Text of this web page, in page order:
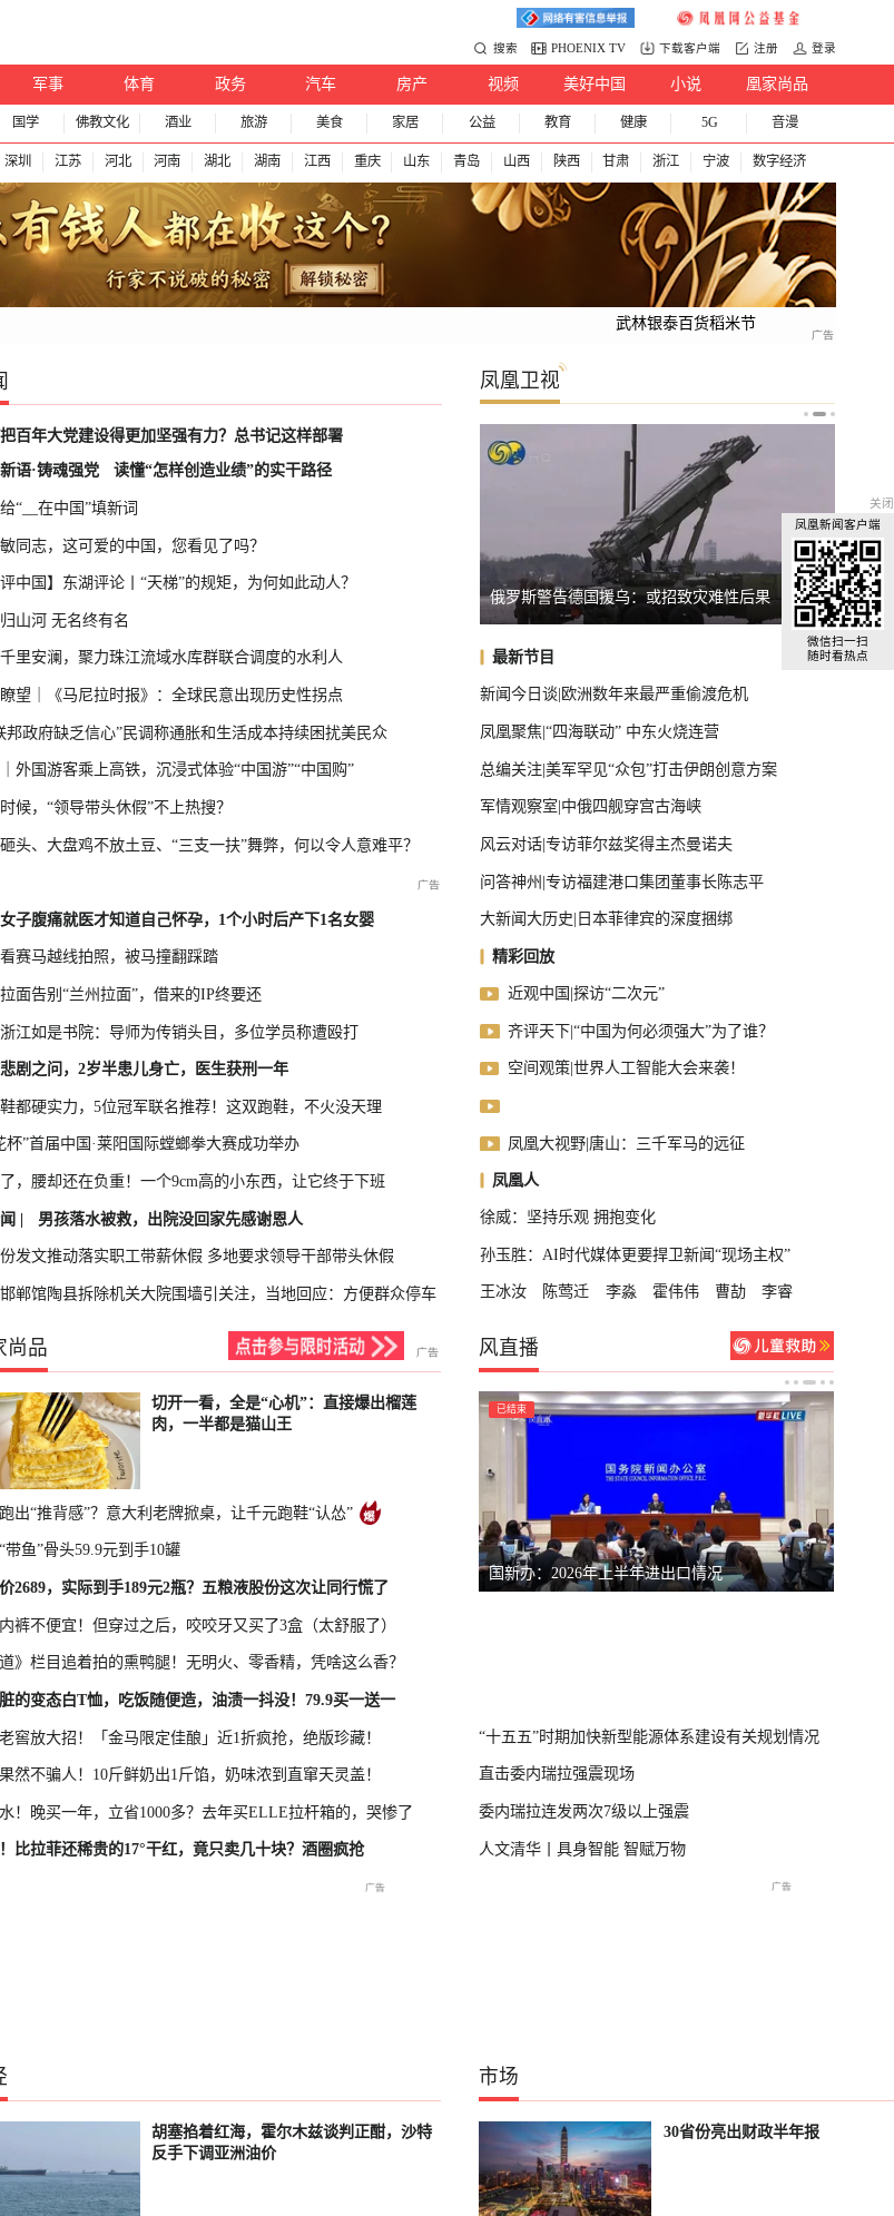
搜索 PHOENIX TV 下载客户端 注册 登录
军事 体育 政务 汽车 房产 视频 美好中国 小说 凰家尚品
国学 佛教文化 酒业 旅游 美食 家居 公益 教育 健康 5G 音漫
深圳 江苏 河北 河南 湖北 湖南 江西 重庆 山东 青岛 山西 陕西 甘肃 浙江 宁波 数字经济
武林银泰百货稻米节
饕从不问牌子，只问“有罗庆忠吗”，百元价位喝哭老酒鬼 国际足联主席首次公开道歉
百年大党建设得更加坚强有力？总书记这样部署
语·铸魂强党
读懂“怎样创造业绩”的实干路径
“__在中国”填新词
同志，这可爱的中国，您看见了吗？
评中国】东湖评论丨“天梯”的规矩，为何如此动人？
山河 无名终有名
里安澜，聚力珠江流域水库群联合调度的水利人
望｜《马尼拉时报》：全球民意出现历史性拐点
邦政府缺乏信心”民调称通胀和生活成本持续困扰美民众
外国游客乘上高铁，沉浸式体验“中国游”“中国购”
候，“领导带头休假”不上热搜？
头、大盘鸡不放土豆、“三支一扶”舞弊，何以令人意难平？
子腹痛就医才知道自己怀孕，1个小时后产下1名女婴
赛马越线拍照，被马撞翻踩踏
面告别“兰州拉面”，借来的IP终要还
江如是书院：导师为传销头目，多位学员称遭殴打
剧之问，2岁半患儿身亡，医生获刑一年
都硬实力，5位冠军联名推荐！这双跑鞋，不火没天理
杯”首届中国·莱阳国际螳螂拳大赛成功举办
，腰却还在负重！一个9cm高的小东西，让它终于下班
| 男孩落水被救，出院没回家先感谢恩人
发文推动落实职工带薪休假 多地要求领导干部带头休假
郸馆陶县拆除机关大院围墙引关注，当地回应：方便群众停车
凤凰卫视
图明显 台湾启动汉光演习，学者：制造紧张局势捞预算 专家
最新节目
新闻今日谈|欧洲数年来最严重偷渡危机
凤凰聚焦|“四海联动” 中东火烧连营
总编关注|美军罕见“众包”打击伊朗创意方案
军情观察室|中俄四舰穿宫古海峡
风云对话|专访菲尔兹奖得主杰曼诺夫
问答神州|专访福建港口集团董事长陈志平
大新闻大历史|日本菲律宾的深度捆绑
精彩回放
近观中国|探访“二次元”
齐评天下|“中国为何必须强大”为了谁？
空间观策|世界人工智能大会来袭！
凤凰大视野|唐山：三千军马的远征
凤凰人
徐威：坚持乐观 拥抱变化
孙玉胜：AI时代媒体更要捍卫新闻“现场主权”
王冰汝 陈莺迁 李淼 霍伟伟 曹劼 李睿
尚品
切开一看，全是“心机”：直接爆出榴莲
肉，一半都是猫山王
出“推背感”？意大利老牌掀桌，让千元跑鞋“认怂”
带鱼”骨头59.9元到手10罐
2689，实际到手189元2瓶？五粮液股份这次让同行慌了
裤不便宜！但穿过之后，咬咬牙又买了3盒（太舒服了）
道》栏目追着拍的熏鸭腿！无明火、零香精，凭啥这么香？
的变态白T恤，吃饭随便造，油渍一抖没！79.9买一送一
窖放大招！「金马限定佳酿」近1折疯抢，绝版珍藏！
然不骗人！10斤鲜奶出1斤馅，奶味浓到直窜天灵盖！
！晚买一年，立省1000多？去年买ELLE拉杆箱的，哭惨了
比拉菲还稀贵的17°干红，竟只卖几十块？酒圈疯抢
风直播
行情况
已结束
最新进展
会
已结束
国新办：2026年上半年进出口情况
“十五五”时期加快新型能源体系建设有关规划情况
直击委内瑞拉强震现场
委内瑞拉连发两次7级以上强震
人文清华丨具身智能 智赋万物
胡塞掐着红海，霍尔木兹谈判正酣，沙特
反手下调亚洲油价
市场
30省份亮出财政半年报
关闭
凤凰新闻客户端
微信扫一扫
随时看热点